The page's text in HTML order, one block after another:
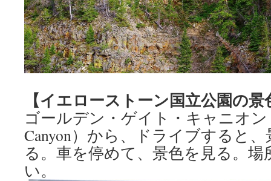
【イエローストーン国立公園の
ゴールデン・ゲイト・キャニオン
Canyon）から、ドライブすると
る。車を停めて、景色を見る。
い。